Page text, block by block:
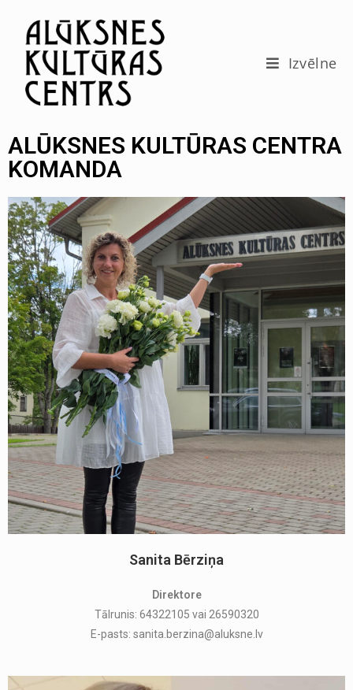
Izvēlne
ALŪKSNES KULTŪRAS CENTRA
KOMANDA
Sanita Bērziņa
Direktore
Tālrunis: 64322105 vai 26590320
E-pasts: sanita.berzina@aluksne.lv